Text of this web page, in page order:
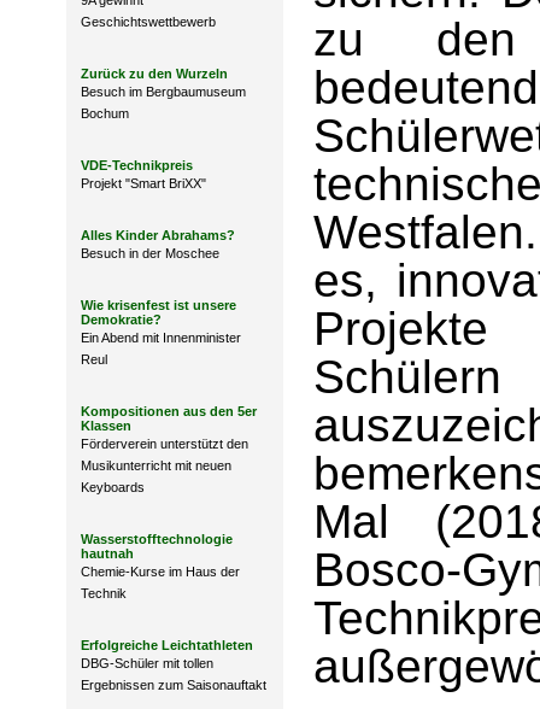
Geschichtswettbewerb
Zurück zu den Wurzeln
Besuch im Bergbaumuseum
Bochum
VDE-Technikpreis
Projekt "Smart BriXX"
Alles Kinder Abrahams?
Besuch in der Moschee
Wie krisenfest ist unsere
Demokratie?
Ein Abend mit Innenminister
Reul
Kompositionen aus den 5er
Klassen
Förderverein unterstützt den
Musikunterricht mit neuen
Keyboards
Wasserstofftechnologie
hautnah
Chemie-Kurse im Haus der
Technik
Erfolgreiche Leichtathleten
DBG-Schüler mit tollen
Ergebnissen zum Saisonauftakt
zu den
es,
Mal
Bosco-